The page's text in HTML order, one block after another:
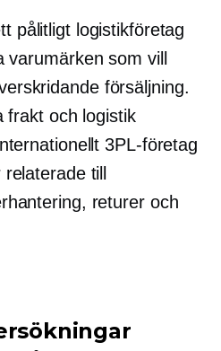
pålitligt logistikföretag
som vill
försäljning.
frakt och logistik
3PL-företag
till
returer och